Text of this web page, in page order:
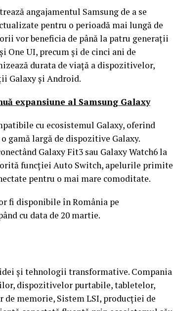
angajamentul Samsung de a se
pentru o perioadă mai lungă de
vor beneficia de până la patru generații
One UI, precum și de cinci ani de
durata de viață a dispozitivelor,
Galaxy și Android.
expansiune al Samsung Galaxy
cu ecosistemul Galaxy, oferind
largă de dispozitive Galaxy.
Galaxy Fit3 sau Galaxy Watch6 la
funcției Auto Switch, apelurile primite
pentru o mai mare comoditate.
fi disponibile în România pe
cu data de 20 martie.
și tehnologii transformative. Compania
dispozitivelor purtabile, tabletelor,
memorie, Sistem LSI, producției de